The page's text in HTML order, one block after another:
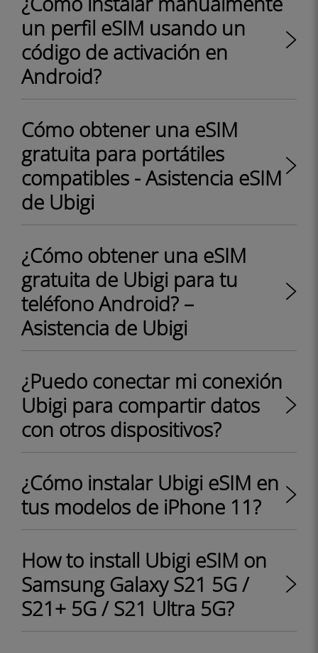
un perfil eSIM usando un
código de activación en
Android?
Cómo obtener una eSIM
gratuita para portátiles
compatibles - Asistencia eSIM
de Ubigi
¿Cómo obtener una eSIM
gratuita de Ubigi para tu
teléfono Android? –
Asistencia de Ubigi
¿Puedo conectar mi conexión
Ubigi para compartir datos
con otros dispositivos?
¿Cómo instalar Ubigi eSIM en
tus modelos de iPhone 11?
How to install Ubigi eSIM on
Samsung Galaxy S21 5G /
S21+ 5G / S21 Ultra 5G?